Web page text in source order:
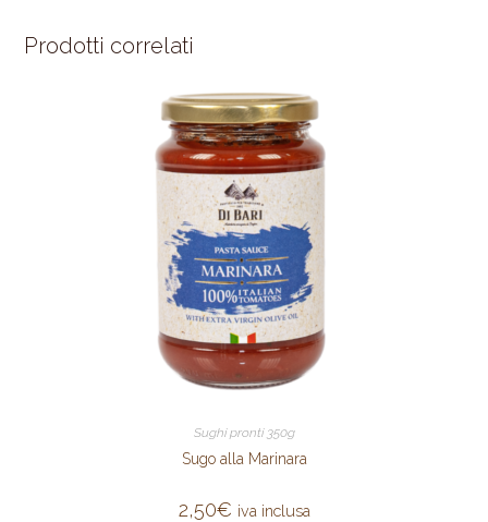
Prodotti correlati
Sughi pronti 350g
Sugo alla Marinara
2,50€ iva inclusa